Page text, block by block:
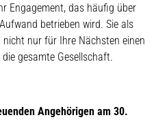
Engagement, das häufig über
betrieben wird. Sie als
nicht nur für Ihre Nächsten einen
gesamte Gesellschaft.
Angehörigen am 30.